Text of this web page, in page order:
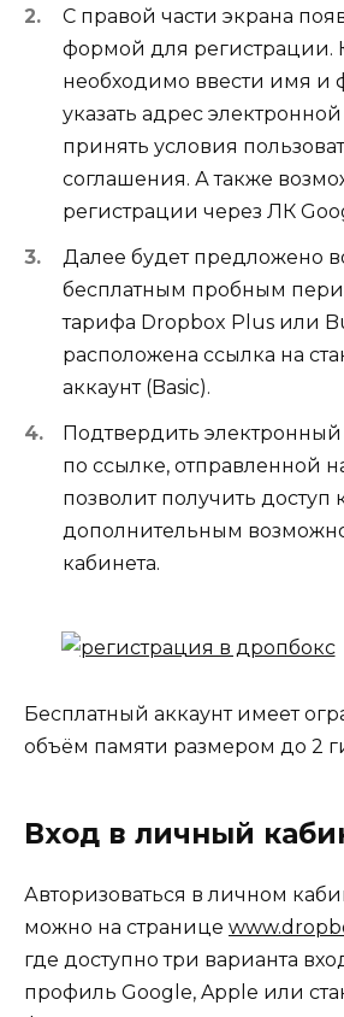
С правой части экрана
формой для регистрации.
необходимо ввести имя и
указать адрес
принять условия
соглашения. А также
регистрации через ЛК
Далее будет предложено
бесплатным пробным
тарифа Dropbox Plus или
расположена ссылка на
аккаунт (Basic).
Подтвердить
по ссылке, отправленной
позволит получить доступ
дополнительным
кабинета.
Бесплатный аккаунт имеет
объём памяти размером до 2
Вход в личный
Авторизоваться в личном
можно на странице
где доступно три варианта
профиль Google, Apple или